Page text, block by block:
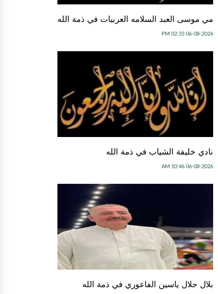
مي موسى العبد السلامه العربيات في ذمة الله
06-08-2026 02:33 PM
نادي خليفة الشياب في ذمة الله
06-08-2026 10:46 AM
بلال جلال ياسين الفاعوري في ذمة الله